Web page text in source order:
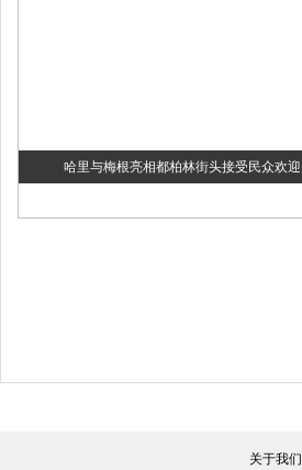
哈里与梅根亮相都柏林街头接受民众欢迎
关于我们